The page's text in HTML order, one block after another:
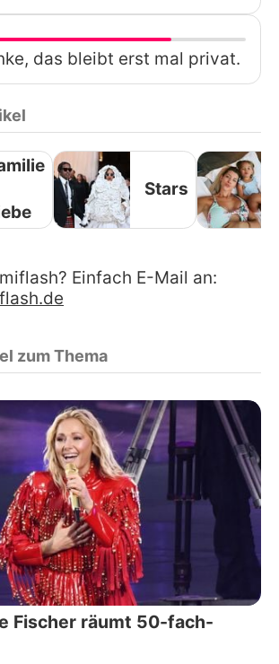
das bleibt erst mal privat.
Stars
Einfach E-Mail an:
zum Thema
Fischer räumt 50-fach-